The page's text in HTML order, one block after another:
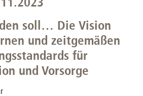
soll… Die Vision
und zeitgemäßen
für
und Vorsorge